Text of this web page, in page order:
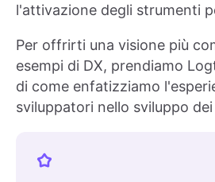
l'attivazione degli strumenti
Per offrirti una visione più
esempi di DX, prendiamo
di come enfatizziamo
sviluppatori nello sviluppo